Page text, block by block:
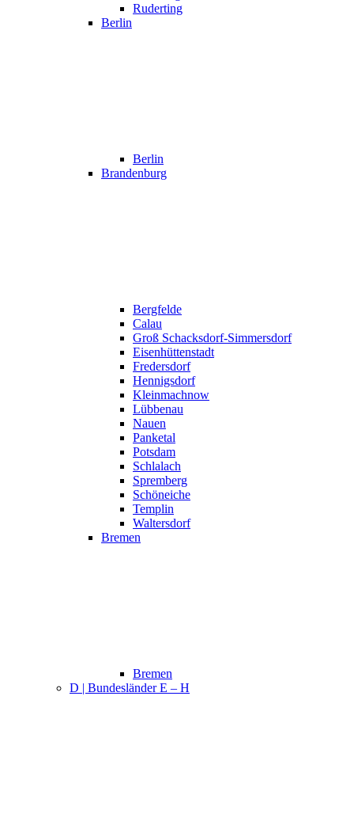
Ruderting
Berlin
Berlin
Brandenburg
Bergfelde
Calau
Groß Schacksdorf-Simmersdorf
Eisenhüttenstadt
Fredersdorf
Hennigsdorf
Kleinmachnow
Lübbenau
Nauen
Panketal
Potsdam
Schlalach
Spremberg
Schöneiche
Templin
Waltersdorf
Bremen
Bremen
D | Bundesländer E – H